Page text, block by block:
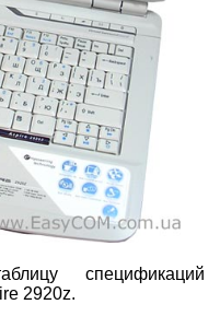
спецификаций
2920z.